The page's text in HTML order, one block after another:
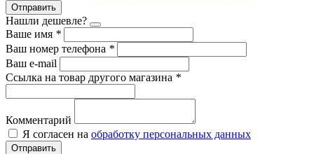
Отправить
Нашли дешевле?
Ваше имя *
Ваш номер телефона *
Ваш e-mail
Ссылка на товар другого магазина *
Комментарий
Я согласен на обработку персональных данных
Отправить